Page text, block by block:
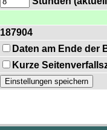
187904
Daten am Ende der
Kurze